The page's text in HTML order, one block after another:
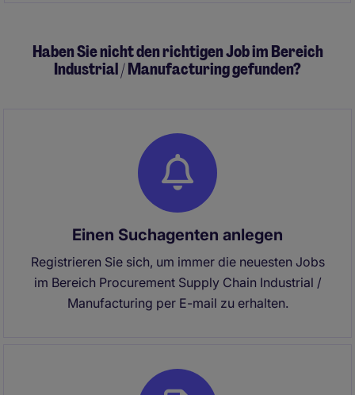
Haben Sie nicht den richtigen Job im Bereich
Industrial / Manufacturing gefunden?
Einen Suchagenten anlegen
Registrieren Sie sich, um immer die neuesten Jobs
im Bereich Procurement Supply Chain Industrial /
Manufacturing per E-mail zu erhalten.